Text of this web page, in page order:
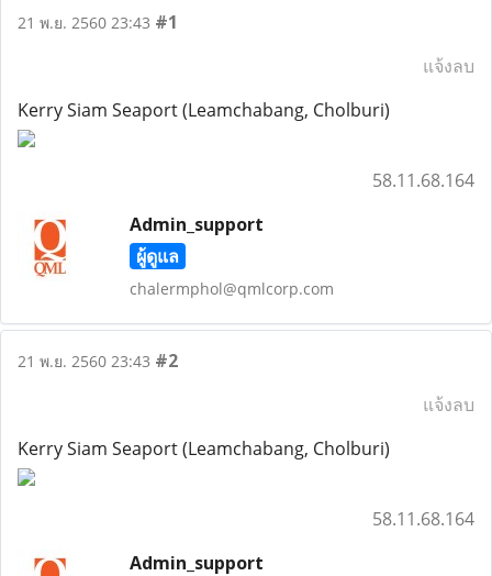
21 พ.ย. 2560 23:43 #1
แจ้งลบ
Kerry Siam Seaport (Leamchabang, Cholburi)
58.11.68.164
Admin_support
ผู้ดูแล
chalermphol@qmlcorp.com
21 พ.ย. 2560 23:43 #2
แจ้งลบ
Kerry Siam Seaport (Leamchabang, Cholburi)
58.11.68.164
Admin_support